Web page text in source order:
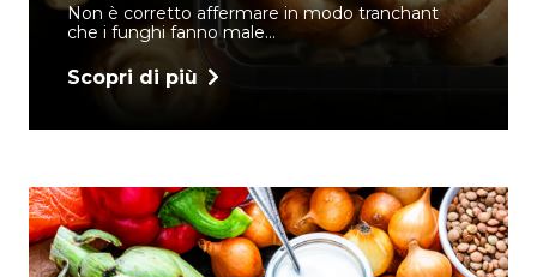
Non è corretto affermare in modo tranchant
che i funghi fanno male…
Scopri di più